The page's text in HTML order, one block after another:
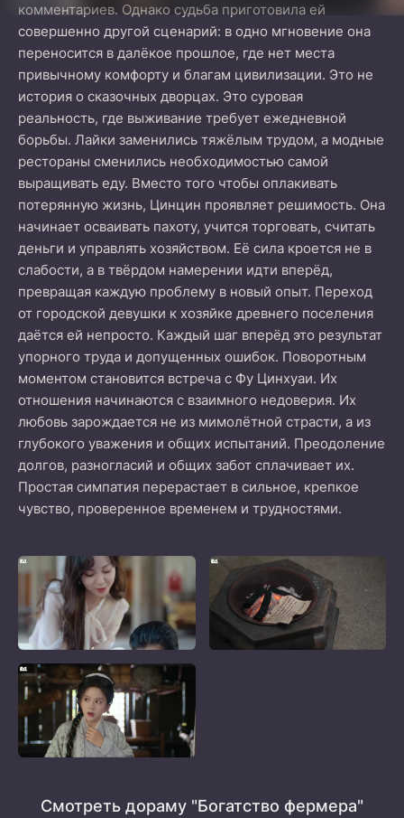
комментариев. Однако судьба приготовила ей
совершенно другой сценарий: в одно мгновение она
переносится в далёкое прошлое, где нет места
привычному комфорту и благам цивилизации. Это не
история о сказочных дворцах. Это суровая
реальность, где выживание требует ежедневной
борьбы. Лайки заменились тяжёлым трудом, а модные
рестораны сменились необходимостью самой
выращивать еду. Вместо того чтобы оплакивать
потерянную жизнь, Цинцин проявляет решимость. Она
начинает осваивать пахоту, учится торговать, считать
деньги и управлять хозяйством. Её сила кроется не в
слабости, а в твёрдом намерении идти вперёд,
превращая каждую проблему в новый опыт. Переход
от городской девушки к хозяйке древнего поселения
даётся ей непросто. Каждый шаг вперёд это результат
упорного труда и допущенных ошибок. Поворотным
моментом становится встреча с Фу Цинхуаи. Их
отношения начинаются с взаимного недоверия. Их
любовь зарождается не из мимолётной страсти, а из
глубокого уважения и общих испытаний. Преодоление
долгов, разногласий и общих забот сплачивает их.
Простая симпатия перерастает в сильное, крепкое
чувство, проверенное временем и трудностями.
Смотреть дораму "Богатство фермера"